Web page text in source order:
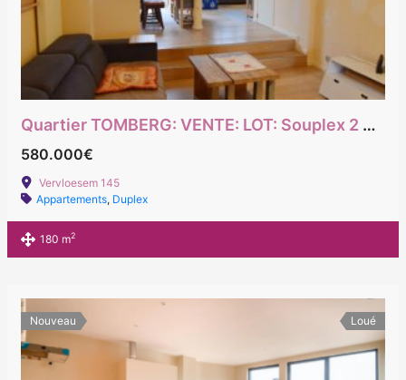
Quartier TOMBERG: VENTE: LOT: Souplex 2 chambres + bureau avec Jardin + studio
580.000€
Vervloesem 145
Appartements, Duplex
180 m2
Nouveau Loué